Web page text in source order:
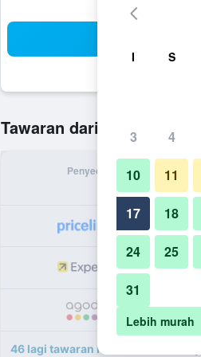
Tawaran daripadaRM 163
Penyedia
46 lagi tawaran Keio Prelia Hotel
I S
3 4
10 11
17 18
24 25
31
Lebih murah